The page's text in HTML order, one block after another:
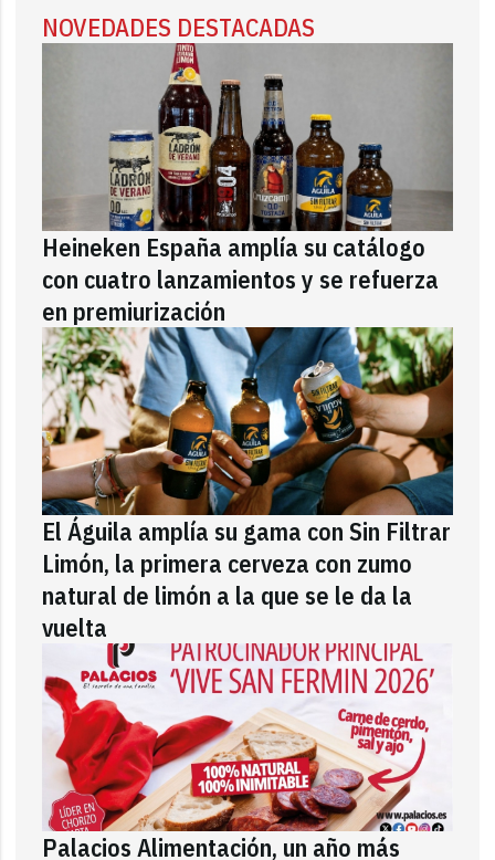
NOVEDADES DESTACADAS
Heineken España amplía su catálogo
con cuatro lanzamientos y se refuerza
en premiurización
El Águila amplía su gama con Sin Filtrar
Limón, la primera cerveza con zumo
natural de limón a la que se le da la
vuelta
Palacios Alimentación, un año más